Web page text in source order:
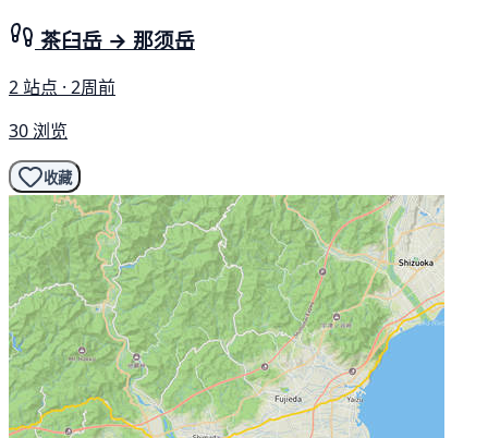
茶臼岳 → 那须岳
2 站点 · 2周前
30 浏览
收藏